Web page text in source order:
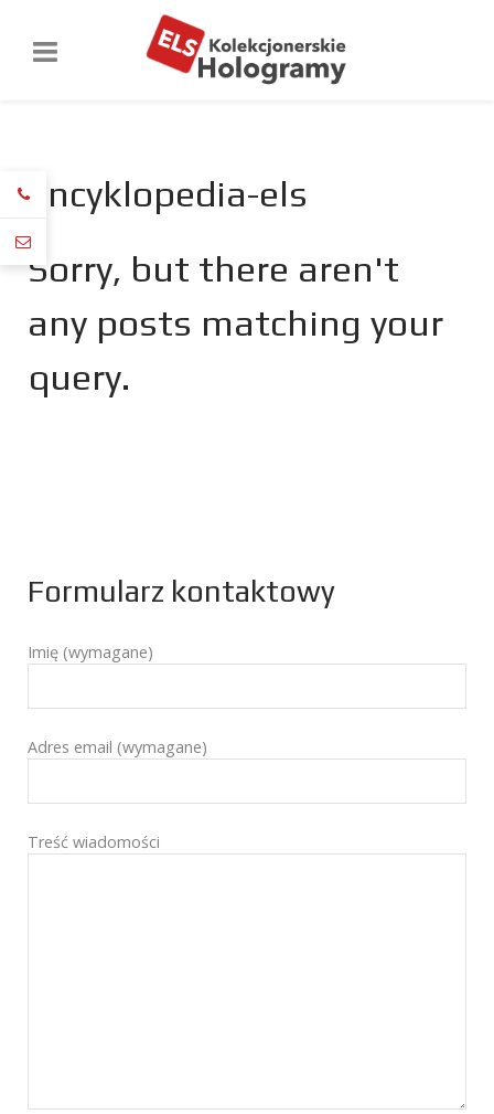
encyklopedia-els
Sorry, but there aren't
any posts matching your
query.
Formularz kontaktowy
Imię (wymagane)
Adres email (wymagane)
Treść wiadomości